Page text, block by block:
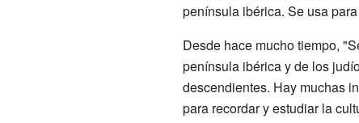
península ibérica. Se usa
Desde hace mucho tiempo,
península ibérica y de los
descendientes. Hay muchas
para recordar y estudiar la